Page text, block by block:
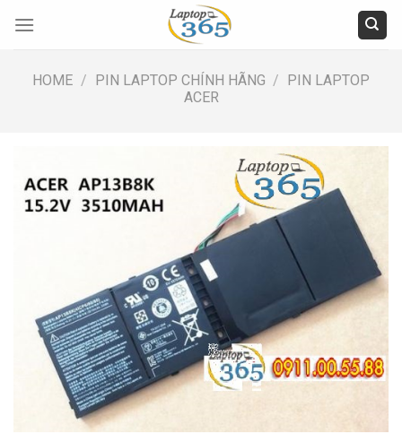
HOME / PIN LAPTOP CHÍNH HÃNG / PIN LAPTOP
ACER